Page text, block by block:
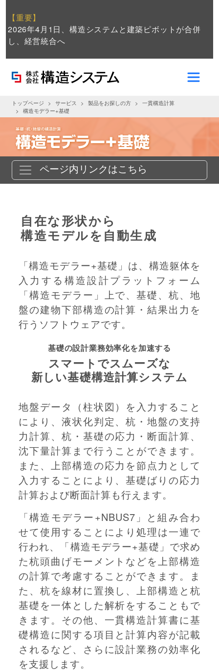
【重要】
2026年4月1日、構造システムと建築ピボットが合併
し、経営統合へ
トップページ サービス 製品をお探しの方
一貫構造計算
構造モデラー+基礎
ページ内リンクはこちら
自在な形状から
構造モデルを自動生成
「構造モデラー+基礎」は、構造躯体を
入力する構造設計プラットフォーム
「構造モデラー」上で、基礎、杭、地
盤の建物下部構造の計算・結果出力を
行うソフトウェアです。
基礎の設計業務効率化を加速する
スマートでスムーズな
新しい基礎構造計算システム
地盤データ（柱状図）を入力すること
により、液状化判定、杭・地盤の支持
力計算、杭・基礎の応力・断面計算、
沈下量計算まで行うことができます。
また、上部構造の応力を節点力として
入力することにより、基礎ばりの応力
計算および断面計算も行えます。
「構造モデラー+NBUS7」と組み合わ
せて使用することにより処理は一連で
行われ、「構造モデラー+基礎」で求め
た杭頭曲げモーメントなどを上部構造
の計算で考慮することができます。ま
た、杭を線材に置換し、上部構造と杭
基礎を一体とした解析をすることもで
きます。その他、一貫構造計算書に基
礎構造に関する項目と計算内容が記載
されるなど、さらに設計業務の効率化
を支援します。